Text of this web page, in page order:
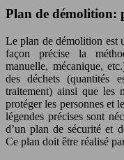
Plan de démolition:
Le plan de démolition est
façon précise la
manuelle, mécanique,
des déchets (quantités
traitement) ainsi que les
protéger les personnes et
légendes précises sont
d’un plan de sécurité et
Ce plan doit être réalisé